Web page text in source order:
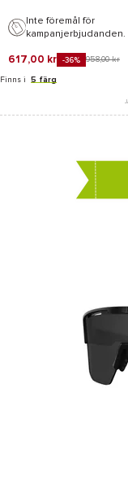
Inte föremål för
kampanjerbjudanden.
617,00 kr -36% 958,00 kr
Finns i 5 färg